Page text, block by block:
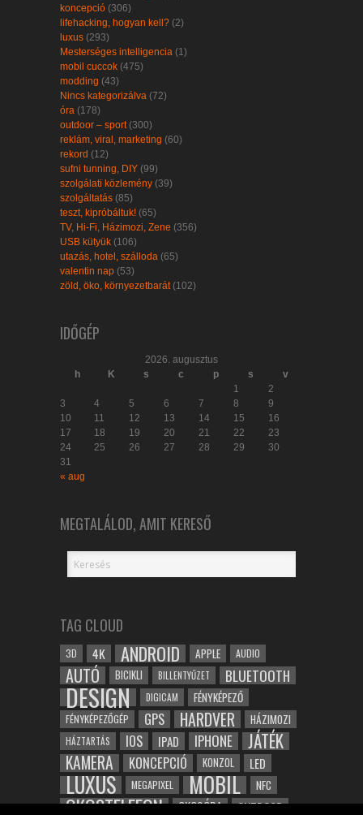
koncepció (306)
lifehacking, hogyan kell? (2)
luxus (293)
Mesterséges intelligencia (1)
mobil cuccok (475)
modding (43)
Nincs kategorizálva (72)
óra (178)
outdoor – sport(300)
reklám, viral, marketing (60)
rekord (12)
sufni tunning, DIY (99)
szolgálati közlemény (39)
szolgáltatás (85)
teszt, kipróbáltuk! (65)
TV, Hi-Fi, Házimozi, Zene (356)
USB kütyük (106)
utazás, hotel, szálloda (65)
valentin nap (53)
zöld, öko, környezetbarát(102)
IDŐGÉP
2026. augusztus
h
K s c p s
v
1
2
3
4 5 6 7 8
9
10
11 12 13 14 15
16
17
18 19 20 21 22
23
24
25 26 27 28 29
30
31
« aug
MEGTALÁLOD, AMIT KERESŐ
TAG CLOUD
3D 4K ANDROID APPLE AUDIO
AUTÓ BICIKLI BILLENTYŰZET BLUETOOTH
DESIGN DIGICAM FÉNYKÉPEZŐ
FÉNYKÉPEZŐGÉP GPS HARDVER HÁZIMOZI
HÁZTARTÁS IOS IPAD IPHONE JÁTÉK
KAMERA KONCEPCIÓ KONZOL LED
LUXUS MEGAPIXEL MOBIL NFC
OKOSTELEFON OKOSÓRA OUTDOOR